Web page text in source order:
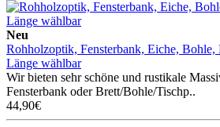
Neu
Rohholzoptik, Fensterbank, Eiche, Bohle,
Länge wählbar
Wir bieten sehr schöne und rustikale
Fensterbank oder Brett/Bohle/Tischp..
44,90€